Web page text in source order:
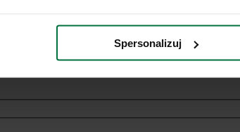
Spersonalizuj